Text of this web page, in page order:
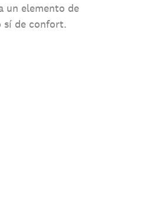
un elemento de
sí de confort.